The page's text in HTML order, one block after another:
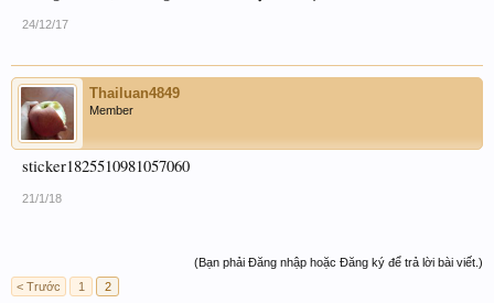
24/12/17
Thailuan4849
Member
sticker1825510981057060
21/1/18
(Bạn phải Đăng nhập hoặc Đăng ký để trả lời bài viết.)
< Trước
1 2